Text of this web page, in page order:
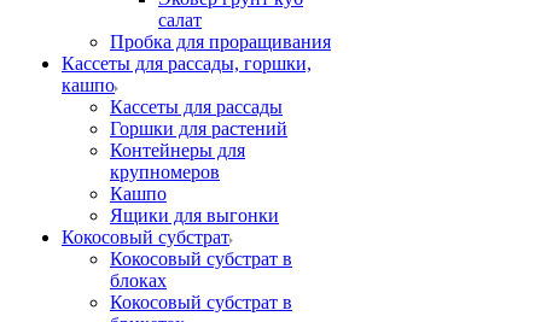
салат
Пробка для проращивания
Кассеты для рассады, горшки,
кашпо
Кассеты для рассады
Горшки для растений
Контейнеры для
крупномеров
Кашпо
Ящики для выгонки
Кокосовый субстрат
Кокосовый субстрат в
блоках
Кокосовый субстрат в